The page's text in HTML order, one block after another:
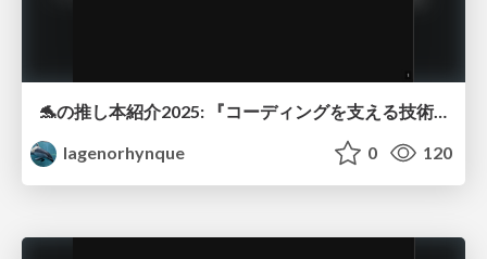
🐬の推し本紹介2025: 『コーディングを支える技術 ――成り立ちから学ぶプログラミング作法』
lagenorhynque
0 120